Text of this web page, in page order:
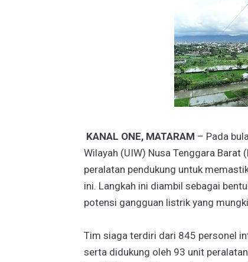
KANAL ONE, MATARAM – Pada
Wilayah (UIW) Nusa Tenggara
peralatan pendukung untuk
ini. Langkah ini diambil sebagai
potensi gangguan listrik yang
Tim siaga terdiri dari 845 personel
serta didukung oleh 93 unit